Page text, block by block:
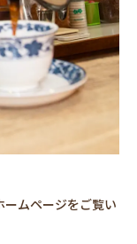
ムページをご覧い